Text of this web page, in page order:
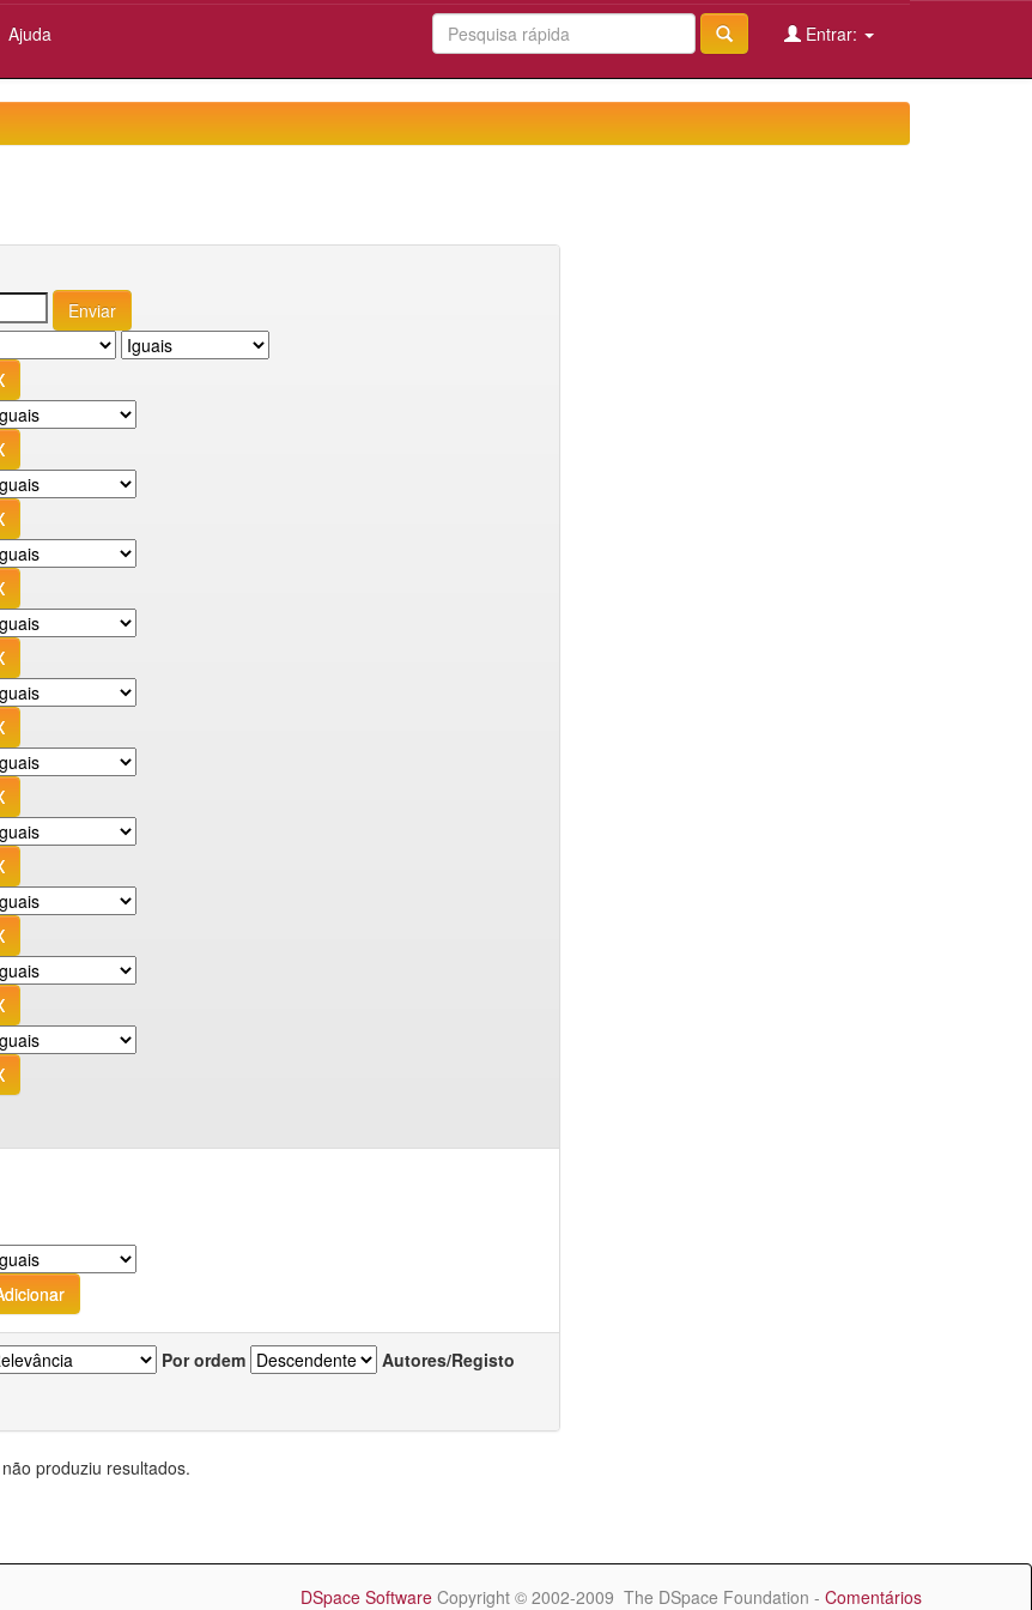
Ajuda Entrar:
Por ordem Autores/Registo
produziu resultados.
DSpace Software Copyright © 2002-2009 The DSpace Foundation - Comentários